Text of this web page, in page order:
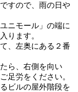
すので、雨の日や
ニモール」の端に
ります。
、左奥にある２番
ら、右側を向い
足労をください。
ビルの屋外階段を